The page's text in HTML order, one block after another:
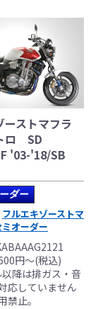
ーストマフラ
ロ SD
'03-'18/SB
ダー
フルエキゾーストマ
ミオーダー
円～(税込)
降は排ガス・音
応していません
禁止。
できませ
前の予告
了承願い
がありま